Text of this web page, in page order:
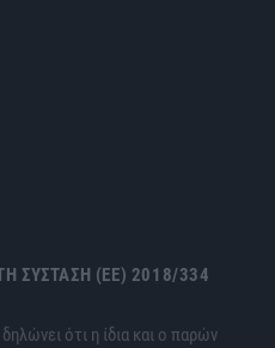
ΣΎΣΤΑΣΗ (ΕΕ) 2018/334
δηλώνει ότι η ίδια και ο παρών